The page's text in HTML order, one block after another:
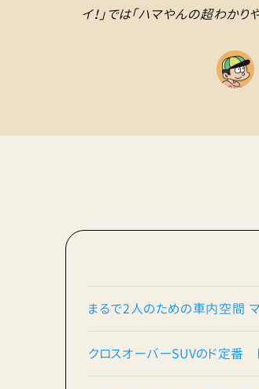
イ！」では「ハマやんの超わかり
まるで2人のための車内空間 マ
クロスオーバーSUVのド定番 ト